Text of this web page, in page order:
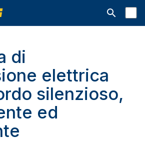
Aprire la
di
elettrica
silenzioso,
ed